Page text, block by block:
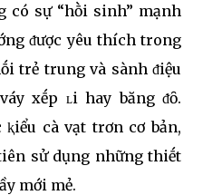
có sự “hṑi sinh” mạnh
ᵭược yêu thích trong
trẻ trung và sành ᵭiệu
xḗp ʟi hay băng ᵭȏ.
cà vạt trơn cơ bản,
sử dụng những thiḗt
mới mẻ.